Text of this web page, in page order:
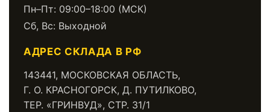
Пн–Пт: 09:00–18:00 (МСК)
Сб, Вс: Выходной
АДРЕС СКЛАДА В РФ
143441, МОСКОВСКАЯ ОБЛАСТЬ,
Г. О. КРАСНОГОРСК, Д. ПУТИЛКОВО,
ТЕР. «ГРИНВУД», СТР. 31/1